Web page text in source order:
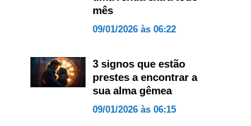
mês
09/01/2026 às 06:22
3 signos que estão
prestes a encontrar a
sua alma gêmea
09/01/2026 às 06:15